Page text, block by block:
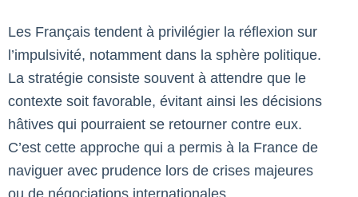
Les Français tendent à privilégier la réflexion sur
l’impulsivité, notamment dans la sphère politique.
La stratégie consiste souvent à attendre que le
contexte soit favorable, évitant ainsi les décisions
hâtives qui pourraient se retourner contre eux.
C’est cette approche qui a permis à la France de
naviguer avec prudence lors de crises majeures
ou de négociations internationales.